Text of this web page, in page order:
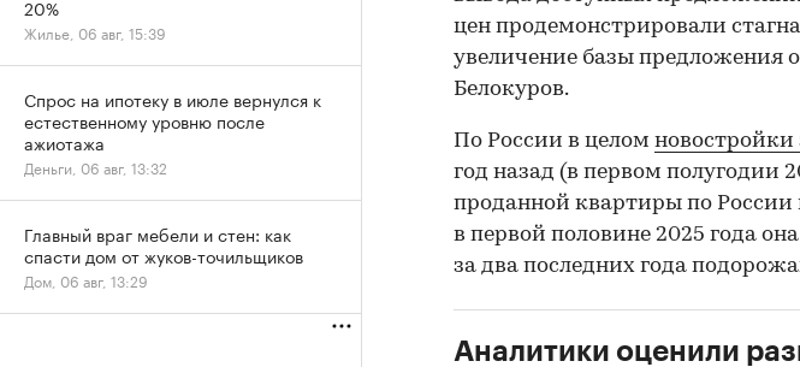
цен продемонстрировали
увеличение базы предложения
Белокуров.
По России в целом новостройки
год назад (в первом полугодии
проданной квартиры по России
в первой половине 2025 года
за два последних года
Аналитики оценили
20%
Жилье, 06 авг, 15:39
Спрос на ипотеку в июле вернулся к
естественному уровню после
ажиотажа
Деньги, 06 авг, 13:32
Главный враг мебели и стен: как
спасти дом от жуков-точильщиков
Дом, 06 авг, 13:29